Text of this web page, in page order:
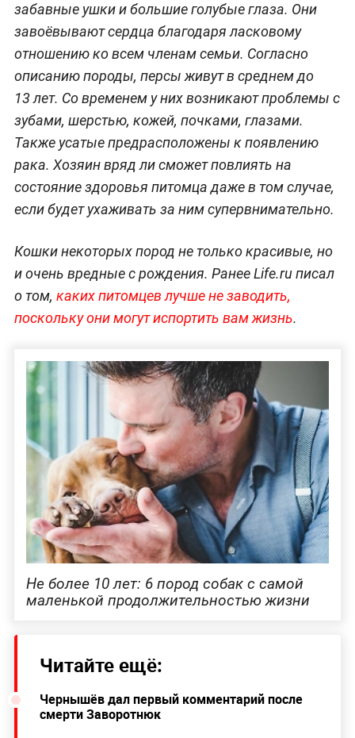
забавные ушки и большие голубые глаза. Они
завоёвывают сердца благодаря ласковому
отношению ко всем членам семьи. Согласно
описанию породы, персы живут в среднем до
13 лет. Со временем у них возникают проблемы с
зубами, шерстью, кожей, почками, глазами.
Также усатые предрасположены к появлению
рака. Хозяин вряд ли сможет повлиять на
состояние здоровья питомца даже в том случае,
если будет ухаживать за ним супервнимательно.
Кошки некоторых пород не только красивые, но
и очень вредные с рождения. Ранее Life.ru писал
о том, каких питомцев лучше не заводить,
поскольку они могут испортить вам жизнь.
Не более 10 лет: 6 пород собак с самой
маленькой продолжительностью жизни
Читайте ещё:
Чернышёв дал первый комментарий после
смерти Заворотнюк